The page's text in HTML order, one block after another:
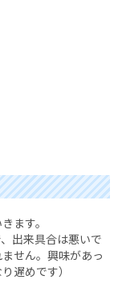
ます。
出来具合は悪いで
せん。興味があっ
遅めです）